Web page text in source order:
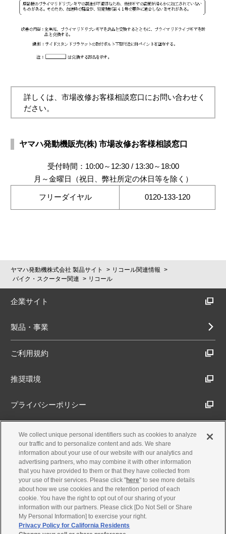
詳しくは、市場改修お客様相談窓口にお問い合わせく
ださい。
ヤマハ発動機販売(株) 市場改修お客様相談窓口
受付時間：10:00～12:30 / 13:30～18:00
月～金曜日（祝日、弊社所定の休日等を除く）
フリーダイヤル 0120-133-120
ヤマハ発動機株式会社 製品サイト
リコール関連情報
バイク・スクーター関連
リコール
企業サイト
製品・事業
ご利用規約
推奨環境
プライバシーポリシー
Cookieポリシー
アクセシビリティ方針
古物営業法に基づく表示
製品・事業のお問合せ
We collect unique personal identifiers such as cookies to analyze
our traffic and to personalize content and ads. We share
information about your use of our website with our analytics and
advertising partners, who may combine it with other information
that you have provided to them or that they have collected from
your use of their services. Please click "here" to see more details
about how we use cookies and the retention period of each
cookie. You have the right to opt out of our sharing of your
information with our partners. Please click [Do Not Sell or Share
My Personal Information] to exercise your right.
Privacy Policy for California Residents